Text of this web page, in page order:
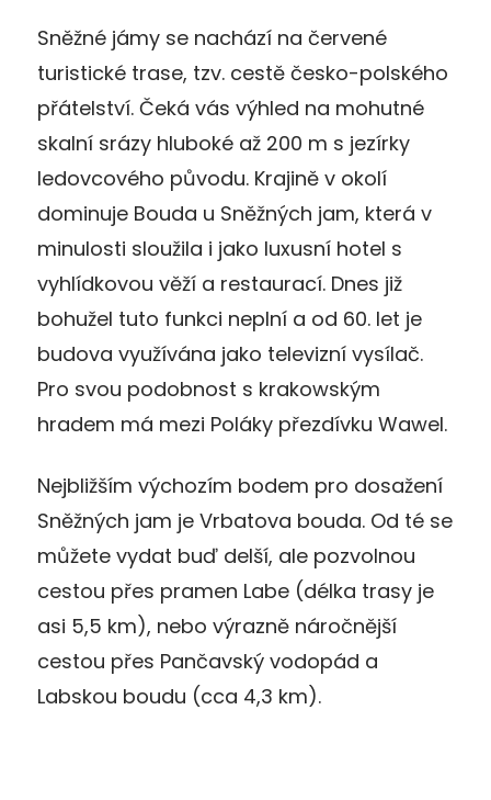
Sněžné jámy se nachází na červené
turistické trase, tzv. cestě česko-polského
přátelství. Čeká vás výhled na mohutné
skalní srázy hluboké až 200 m s jezírky
ledovcového původu. Krajině v okolí
dominuje Bouda u Sněžných jam, která v
minulosti sloužila i jako luxusní hotel s
vyhlídkovou věží a restaurací. Dnes již
bohužel tuto funkci neplní a od 60. let je
budova využívána jako televizní vysílač.
Pro svou podobnost s krakowským
hradem má mezi Poláky přezdívku Wawel.
Nejbližším výchozím bodem pro dosažení
Sněžných jam je Vrbatova bouda. Od té se
můžete vydat buď delší, ale pozvolnou
cestou přes pramen Labe (délka trasy je
asi 5,5 km), nebo výrazně náročnější
cestou přes Pančavský vodopád a
Labskou boudu (cca 4,3 km).